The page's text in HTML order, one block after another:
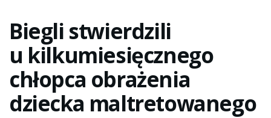
Biegli stwierdzili
u kilkumiesięcznego
chłopca obrażenia
dziecka maltretowanego